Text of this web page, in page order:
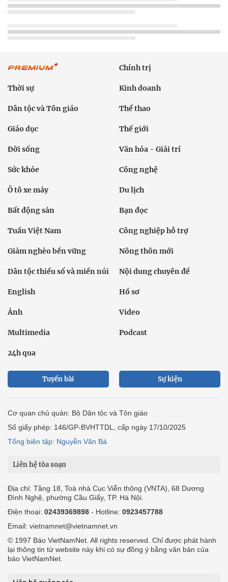
Chính trị
Thời sự Kinh doanh
Dân tộc và Tôn giáo Thể thao
Giáo dục Thế giới
Đời sống Văn hóa - Giải trí
Sức khỏe Công nghệ
Ô tô xe máy Du lịch
Bất động sản Bạn đọc
Tuần Việt Nam Công nghiệp hỗ trợ
Giảm nghèo bền vững Nông thôn mới
Dân tộc thiểu số và miền núi Nội dung chuyên đề
English Hồ sơ
Ảnh Video
Multimedia Podcast
24h qua
Tuyến bài Sự kiện
Cơ quan chủ quản: Bộ Dân tộc và Tôn giáo
Số giấy phép: 146/GP-BVHTTDL, cấp ngày 17/10/2025
Tổng biên tập: Nguyễn Văn Bá
Liên hệ tòa soạn
Địa chỉ: Tầng 18, Toà nhà Cục Viễn thông (VNTA), 68 Dương
Đình Nghệ, phường Cầu Giấy, TP. Hà Nội.
Điện thoại: 02439369898 - Hotline: 0923457788
Email: vietnamnet@vietnamnet.vn
© 1997 Báo VietNamNet. All rights reserved. Chỉ được phát hành
lại thông tin từ website này khi có sự đồng ý bằng văn bản của
báo VietNamNet.